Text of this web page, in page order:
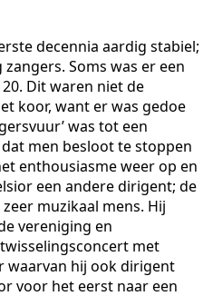
decennia aardig stabiel;
Soms was er een
Dit waren niet de
koor, want er was gedoe
was tot een
men besloot te stoppen
enthousiasme weer op en
een andere dirigent; de
muzikaal mens. Hij
vereniging en
met
waarvan hij ook dirigent
voor het eerst naar een